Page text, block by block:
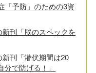
「予防」のための3資
刊「脳のスペックを
刊「潜伏期間は20
で防げる！」